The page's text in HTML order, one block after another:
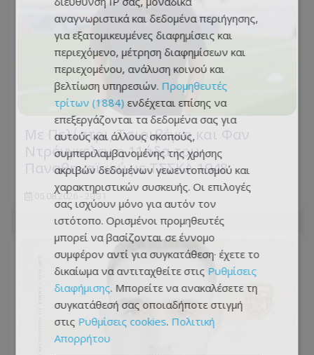
Με Πελίστρι, Τσιριβέγια και Φαν
Ντρόνγκελεν η 11άδα του
Παναθηναϊκού με ΤΣΣΚΑ 1948
05.08.2026 - 20:31
αναγνωριστικά και δεδομένα περιήγησης,
για εξατομικευμένες διαφημίσεις και
περιεχόμενο, μέτρηση διαφημίσεων και
περιεχομένου, ανάλυση κοινού και
βελτίωση υπηρεσιών. Προμηθευτές
τρίτων (1884) ενδέχεται επίσης να
επεξεργάζονται τα δεδομένα σας για
αυτούς και άλλους σκοπούς,
συμπεριλαμβανομένης της χρήσης
ακριβών δεδομένων γεωεντοπισμού και
χαρακτηριστικών συσκευής. Οι επιλογές
σας ισχύουν μόνο για αυτόν τον
ιστότοπο. Ορισμένοι προμηθευτές
μπορεί να βασίζονται σε έννομο
συμφέρον αντί για συγκατάθεση· έχετε το
δικαίωμα να αντιταχθείτε στις Ρυθμίσεις
διαφήμισης. Μπορείτε να ανακαλέσετε τη
συγκατάθεσή σας οποιαδήποτε στιγμή
στις Ρυθμίσεις cookies. Πολιτική
Απορρήτου